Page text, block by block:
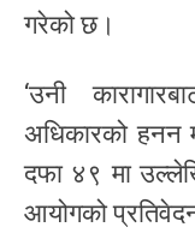
गरेको छ।
‘उनी
अधिकारको हनन
दफा ४९ मा
आयोगको